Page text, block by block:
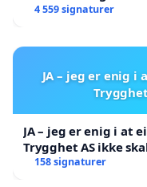
4 559 signaturer
JA – jeg er enig i
JA – jeg er enig i at
Trygghet AS ikke
158 signaturer